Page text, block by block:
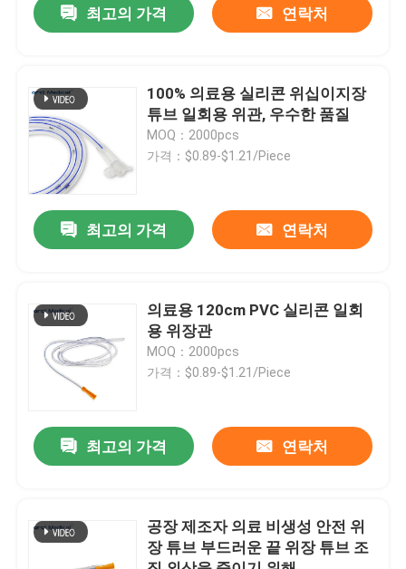
제품
비디오
VR 쇼
공장 투어
품질 관리
저희와 연락
강화 기관내관
최고의 가격 연락처
100% 의료용 실리콘 위십이지장
튜브 일회용 위관, 우수한 품질
MOQ：2000pcs
가격：$0.89-$1.21/Piece
최고의 가격 연락처
의료용 120cm PVC 실리콘 일회
용 위장관
MOQ：2000pcs
가격：$0.89-$1.21/Piece
최고의 가격 연락처
공장 제조자 의료 비생성 안전 위
장 튜브 부드러운 끝 위장 튜브 조